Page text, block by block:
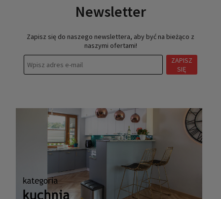
Newsletter
Zapisz się do naszego newslettera, aby być na bieżąco z
naszymi ofertami!
ZAPISZ
SIĘ